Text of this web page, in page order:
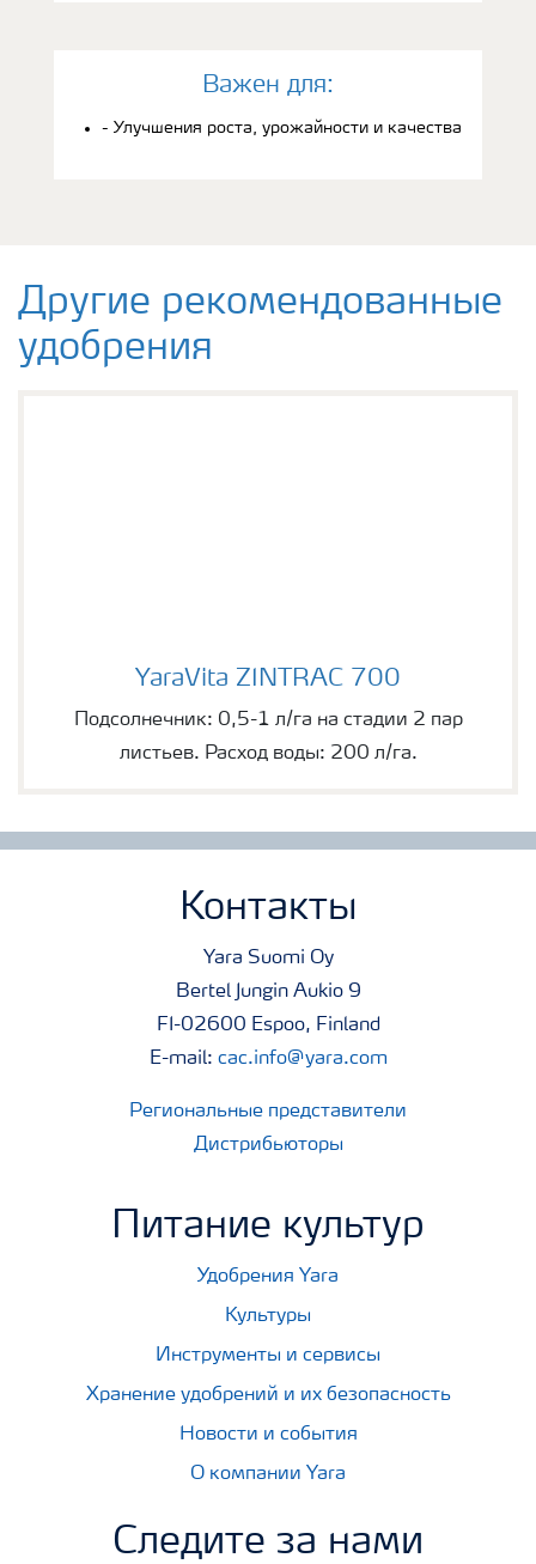
Bажен для:
- Улучшения роста, урожайности и качества
Другие рекомендованные
удобрения
YaraVita ZINTRAC 700
Подсолнечник: 0,5-1 л/га на стадии 2 пар
листьев. Расход воды: 200 л/га.
Контакты
Yara Suomi Oy
Bertel Jungin Aukio 9
FI-02600 Espoo, Finland
E-mail: cac.info@yara.com
Региональные представители
Дистрибьюторы
Питание культур
Удобрения Yara
Культуры
Инструменты и сервисы
Хранение удобрений и их безопасность
Новости и события
О компании Yara
Следите за нами